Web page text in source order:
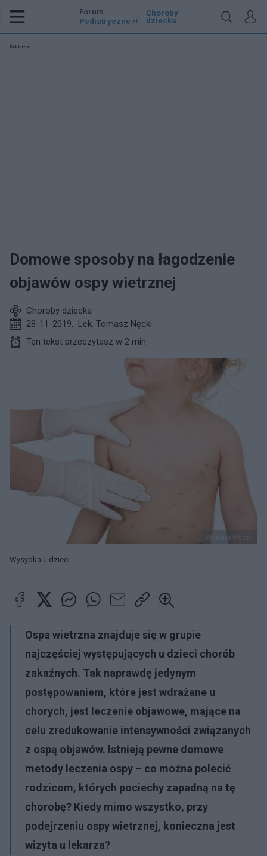
Forum
Pediatryczne .pl
Choroby
dziecka
Reklama:
Domowe sposoby na łagodzenie
objawów ospy wietrznej
Choroby dziecka
28-11-2019, Lek. Tomasz Nęcki
Ten tekst przeczytasz w 2 min.
PantherMedia
Wysypka u dzieci
Ospa wietrzna znajduje się w grupie
najczęściej występujących u dzieci chorób
zakaźnych. Tak naprawdę jedynym
postępowaniem, które jest wdrażane u
chorych, jest leczenie objawowe, mające na
celu zredukowanie intensywności związanych
z ospą objawów. Istnieją pewne domowe
metody leczenia ospy – co można polecić
rodzicom, których pociechy zapadną na tę
chorobę? Kiedy mimo wszystko, przy
podejrzeniu ospy wietrznej, konieczna jest
wizyta u lekarza?